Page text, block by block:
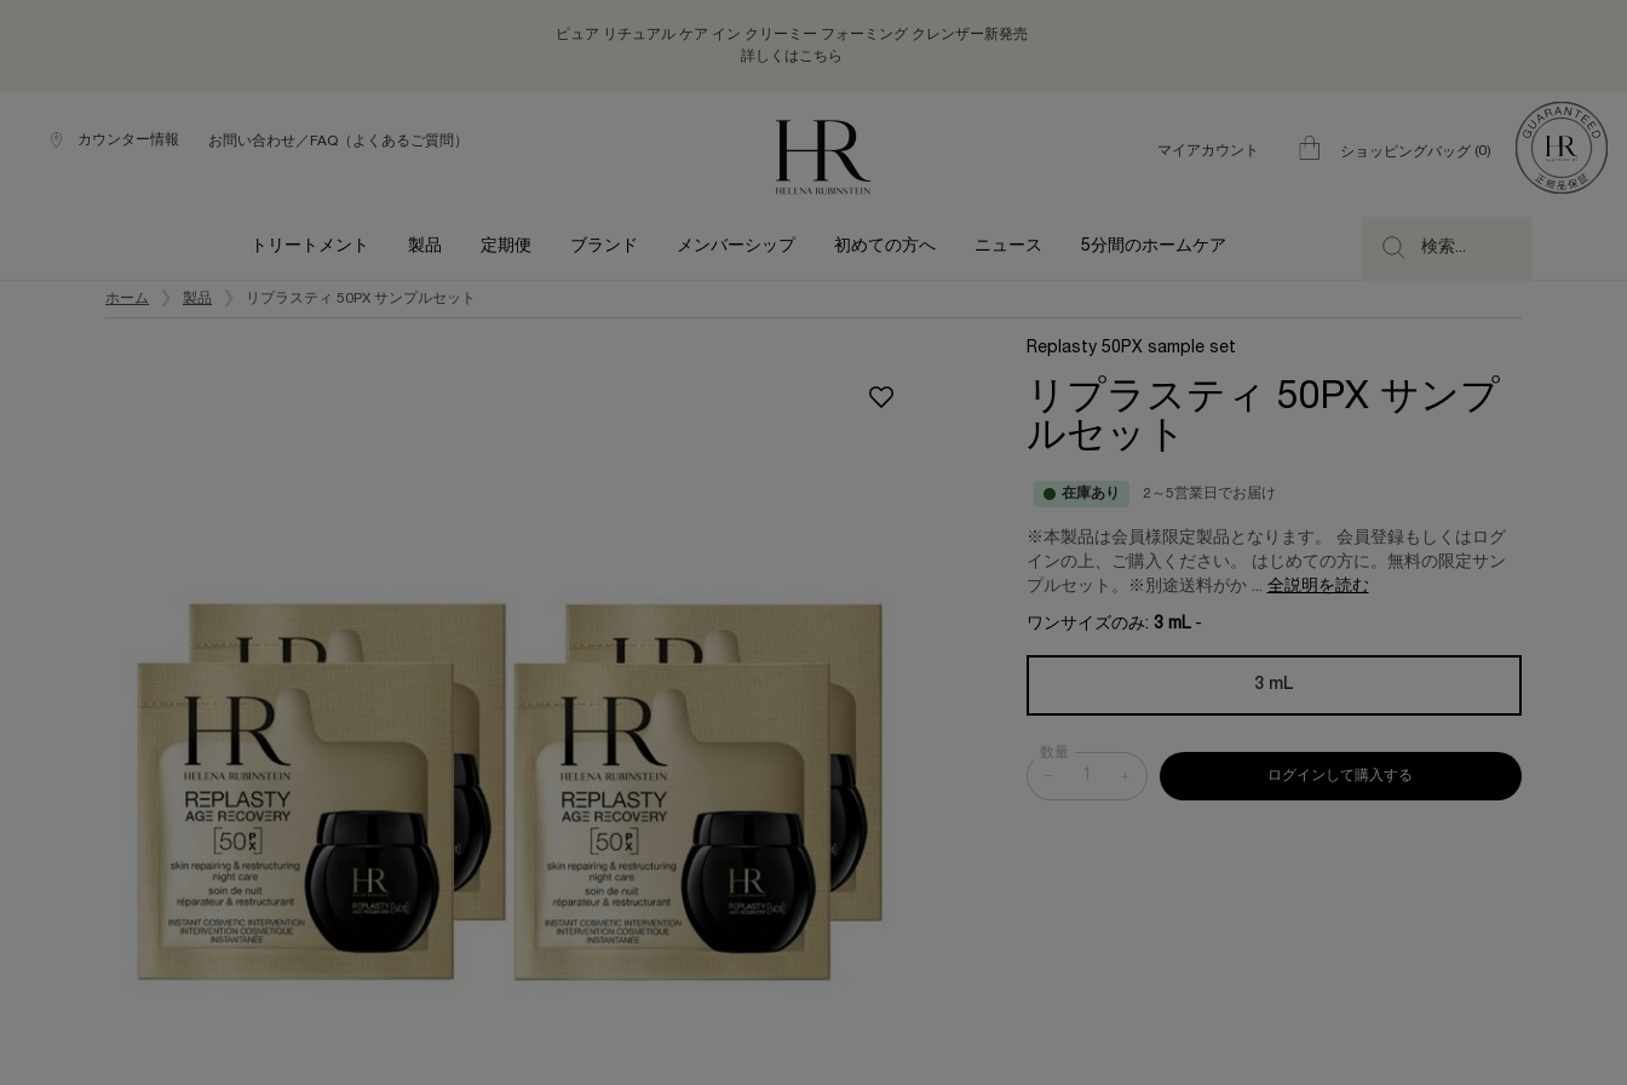
ピュア リチュアル ケア イン クリーミー フォーミング クレンザー新発売
詳しくはこちら
カウンター情報 お問い合わせ／FAQ（よくあるご質問）
マイアカウント ショッピングバッグ 0
0 カート内の製品
トリートメント 製品 定期便 ブランド メンバーシップ 初めての方へ ニュース 5分間のホームケア 検索...
メインコンテンツ
ホーム 製品 リプラスティ 50PX サンプルセット
Replasty 50PX sample set
リプラスティ 50PX サンプ
ルセット
在庫あり 2～5営業日でお届け
※本製品は会員様限定製品となります。 会員登録もしくはログ
インの上、ご購入ください。 はじめての方に。無料の限定サン
プルセット。※別途送料がか ... 全説明を読む
ワンサイズのみ: 3 mL-
3 mL
数量
+
ログインして購入する リプラスティ 50PX サンプルセ